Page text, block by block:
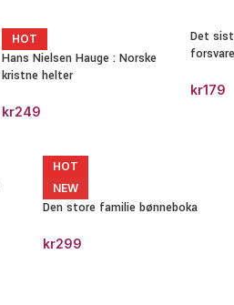
HOT
Hans Nielsen Hauge : Norske
kristne helter
kr249
Det
kr179
HOT
NEW
Den store familie bønneboka
kr299